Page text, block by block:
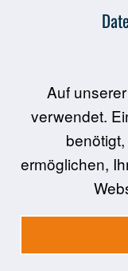
Auf
verwendet.
ermöglichen,
Über LAS
FAQ
AGB